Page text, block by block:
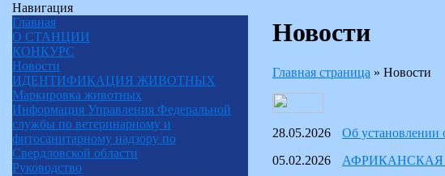
Навигация
Главная
О СТАНЦИИ
КОНКУРС
Новости
ИДЕНТИФИКАЦИЯ ЖИВОТНЫХ
Маркировка животных
Информация Управления Федеральной
службы по ветеринарному и
фитосанитарному надзору по
Свердловской области
Руководство
Новости
Главная страница » Новости
28.05.2026
Об установлении
05.02.2026